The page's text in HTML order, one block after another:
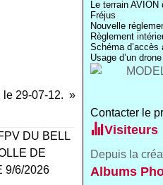
29-07-12.
Le terrain AVION
Fréjus
Nouvelle
Règlement
Schéma d’accès
Usage d’un drone
Contacter le
Visiteurs
Depuis la
Albums